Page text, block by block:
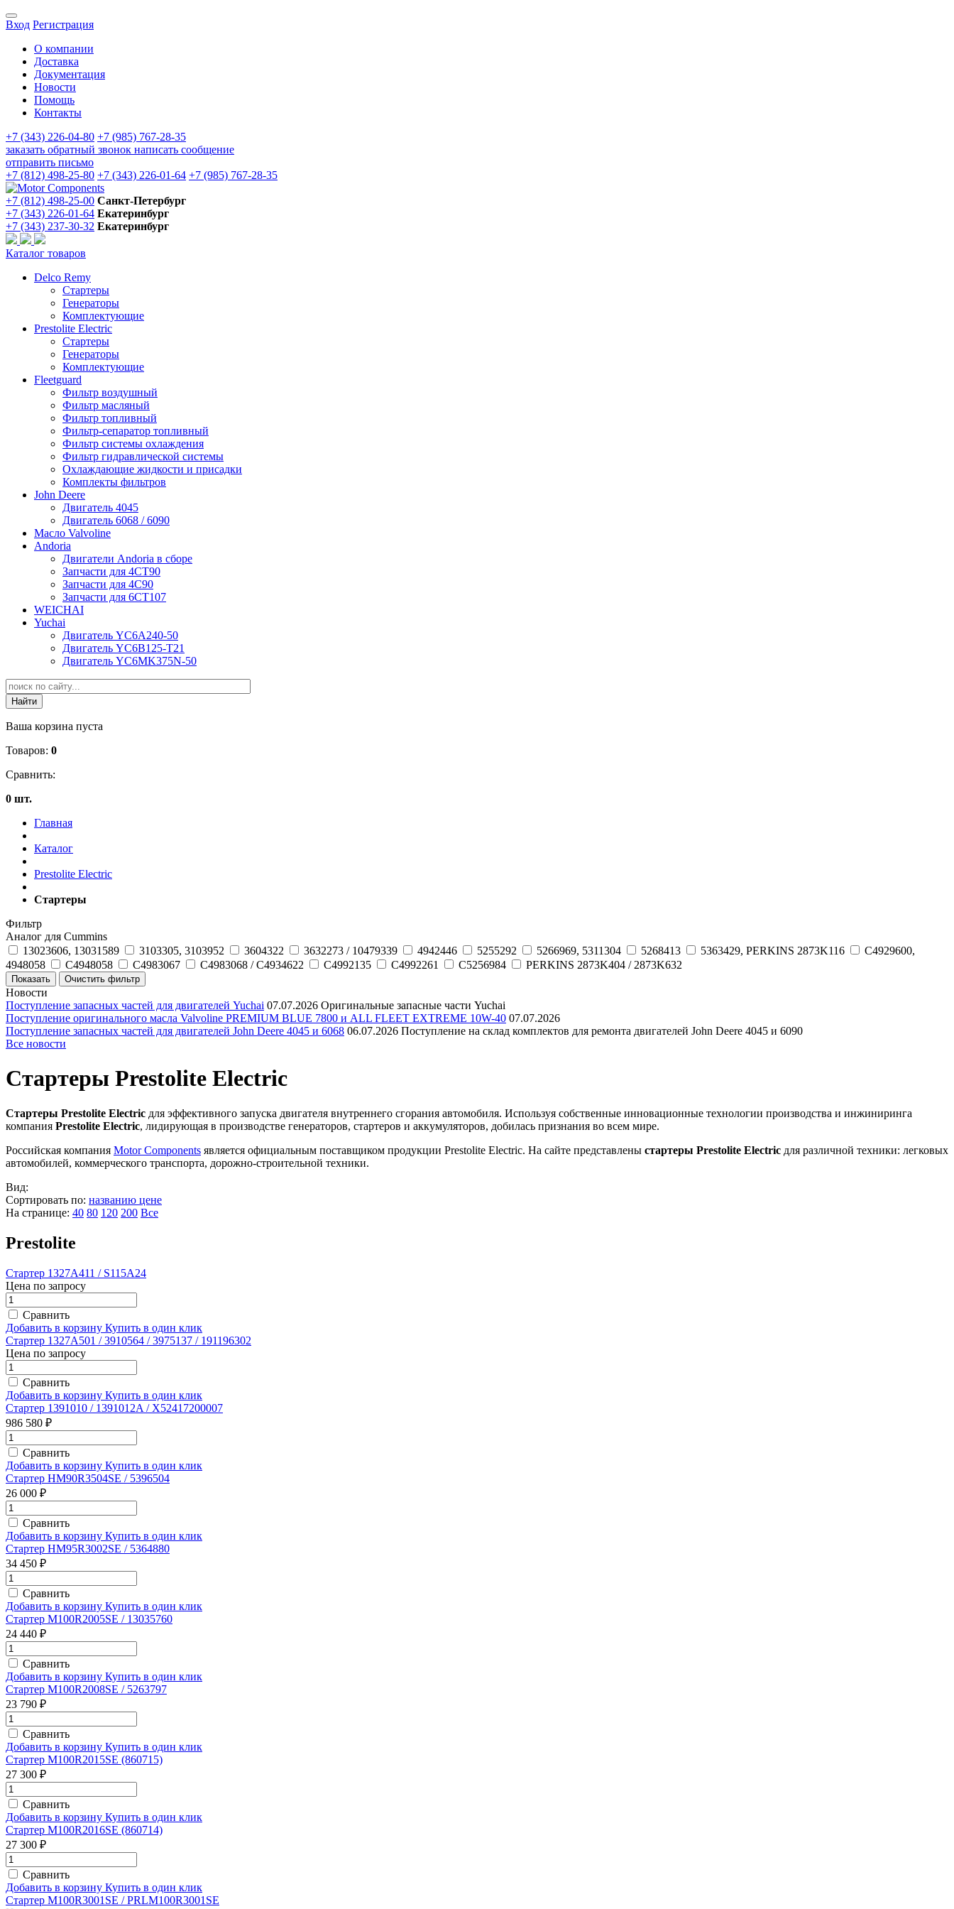
Вход Регистрация
О компании
Доставка
Документация
Новости
Помощь
Контакты
+7 (343) 226-04-80 +7 (985) 767-28-35
заказать обратный звонок написать сообщение
отправить письмо
+7 (812) 498-25-80 +7 (343) 226-01-64 +7 (985) 767-28-35
+7 (812) 498-25-00 Санкт-Петербург
+7 (343) 226-01-64 Екатеринбург
+7 (343) 237-30-32 Екатеринбург
Каталог товаров
Delco Remy
Стартеры
Генераторы
Комплектующие
Prestolite Electric
Стартеры
Генераторы
Комплектующие
Fleetguard
Фильтр воздушный
Фильтр масляный
Фильтр топливный
Фильтр-сепаратор топливный
Фильтр системы охлаждения
Фильтр гидравлической системы
Охлаждающие жидкости и присадки
Комплекты фильтров
John Deere
Двигатель 4045
Двигатель 6068 / 6090
Масло Valvoline
Andoria
Двигатели Andoria в сборе
Запчасти для 4CT90
Запчасти для 4С90
Запчасти для 6CT107
WEICHAI
Yuchai
Двигатель YC6A240-50
Двигатель YC6B125-T21
Двигатель YC6MK375N-50
Ваша корзина пуста
Товаров: 0
Сравнить:
0 шт.
Главная
Каталог
Prestolite Electric
Стартеры
Фильтр
Аналог для Cummins
13023606, 13031589
3103305, 3103952 3604322 3632273 / 10479339 4942446 5255292 5266969, 5311304 5268413 5363429, PERKINS 2873K116
C4929600,
4948058
C4948058 C4983067 C4983068 / C4934622 C4992135 C4992261 C5256984 PERKINS 2873K404 / 2873K632
Новости
Поступление запасных частей для двигателей Yuchai 07.07.2026 Оригинальные запасные части Yuchai
Поступление оригинального масла Valvoline PREMIUM BLUE 7800 и ALL FLEET EXTREME 10W-40 07.07.2026
Поступление запасных частей для двигателей John Deere 4045 и 6068 06.07.2026 Поступление на склад комплектов для ремонта двигателей John Deere 4045 и 6090
Все новости
Стартеры Prestolite Electric
Стартеры Prestolite Electric для эффективного запуска двигателя внутреннего сгорания автомобиля. Используя собственные инновационные технологии производства и инжиниринга
компания Prestolite Electric, лидирующая в производстве генераторов, стартеров и аккумуляторов, добилась признания во всем мире.
Российская компания Motor Components является официальным поставщиком продукции Prestolite Electric. На сайте представлены стартеры Prestolite Electric для различной техники: легковых
автомобилей, коммерческого транспорта, дорожно-строительной техники.
Вид:
Сортировать по: названию цене
На странице: 40 80 120 200 Все
Prestolite
Стартер 1327A411 / S115A24
Цена по запросу
Сравнить
Добавить в корзину Купить в один клик
Стартер 1327A501 / 3910564 / 3975137 / 191196302
Цена по запросу
Сравнить
Добавить в корзину Купить в один клик
Стартер 1391010 / 1391012A / X52417200007
986 580 ₽
Сравнить
Добавить в корзину Купить в один клик
Стартер HM90R3504SE / 5396504
26 000 ₽
Сравнить
Добавить в корзину Купить в один клик
Стартер HM95R3002SE / 5364880
34 450 ₽
Сравнить
Добавить в корзину Купить в один клик
Стартер M100R2005SE / 13035760
24 440 ₽
Сравнить
Добавить в корзину Купить в один клик
Стартер M100R2008SE / 5263797
23 790 ₽
Сравнить
Добавить в корзину Купить в один клик
Стартер M100R2015SE (860715)
27 300 ₽
Сравнить
Добавить в корзину Купить в один клик
Стартер M100R2016SE (860714)
27 300 ₽
Сравнить
Добавить в корзину Купить в один клик
Стартер M100R3001SE / PRLM100R3001SE